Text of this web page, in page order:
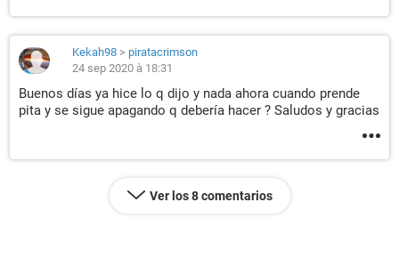
Kekah98 > piratacrimson
24 sep 2020 à 18:31
Buenos días ya hice lo q dijo y nada ahora cuando prende
pita y se sigue apagando q debería hacer ? Saludos y gracias
Ver los 8 comentarios